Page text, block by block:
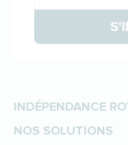
INDÉPENDANCE
NOS SOLUTIONS